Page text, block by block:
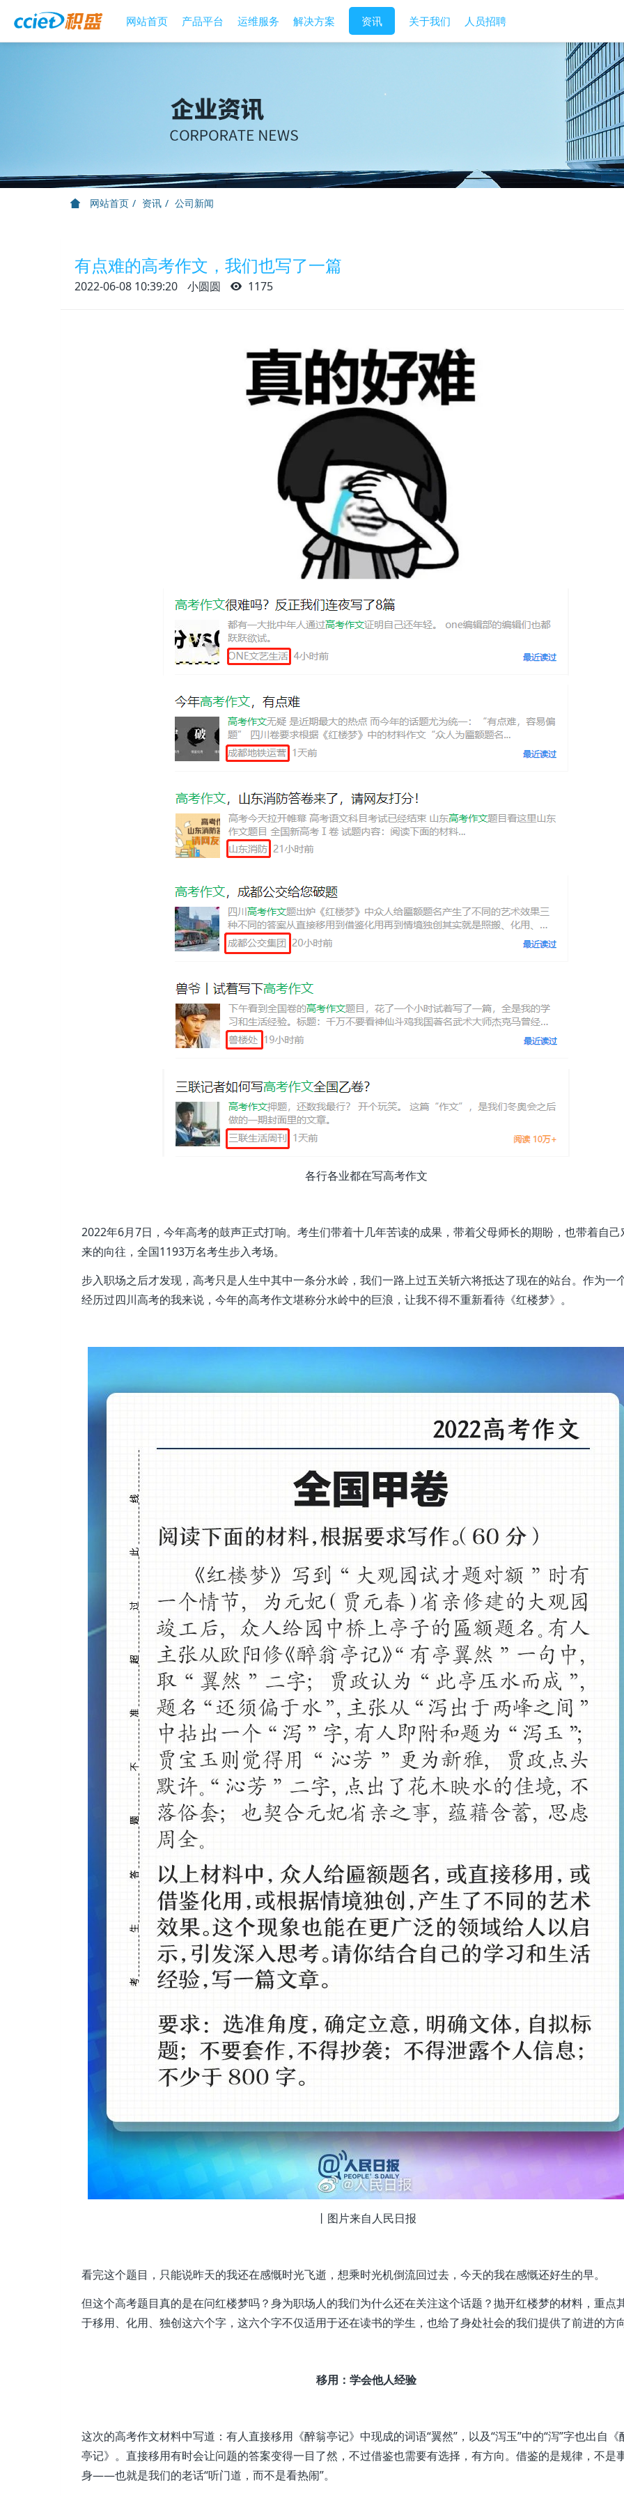
网站首页 产品平台 运维服务 解决方案 资讯 关于我们 人员招聘
网站首页 资讯 公司新闻
有点难的高考作文，我们也写了一篇
2022-06-08 10:39:20 小圆圆 1175
各行各业都在写高考作文
2022年6月7日，今年高考的鼓声正式打响。考生们带着十几年苦读的成果，带着父母师长的期盼，也带着自己
来的向往，全国1193万名考生步入考场。
步入职场之后才发现，高考只是人生中其中一条分水岭，我们一路上过五关斩六将抵达了现在的站台。作为一
经历过四川高考的我来说，今年的高考作文堪称分水岭中的巨浪，让我不得不重新看待《红楼梦》。
丨图片来自人民日报
看完这个题目，只能说昨天的我还在感慨时光飞逝，想乘时光机倒流回过去，今天的我在感慨还好生的早。
但这个高考题目真的是在问红楼梦吗？身为职场人的我们为什么还在关注这个话题？抛开红楼梦的材料，重点
于移用、化用、独创这六个字，这六个字不仅适用于还在读书的学生，也给了身处社会的我们提供了前进的方
移用：学会他人经验
这次的高考作文材料中写道：有人直接移用《醉翁亭记》中现成的词语“翼然”，以及“泻玉”中的“泻”字也出自《
亭记》。直接移用有时会让问题的答案变得一目了然，不过借鉴也需要有选择，有方向。借鉴的是规律，不是
身——也就是我们的老话“听门道，而不是看热闹”。